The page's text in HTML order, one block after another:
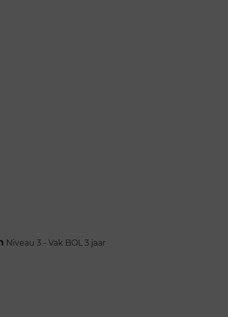
Niveau 3 - Vak BOL 3 jaar